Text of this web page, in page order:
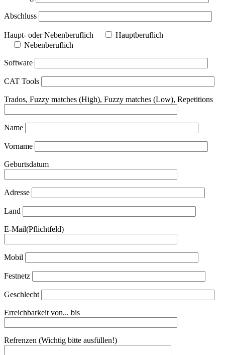
Abschluss
Haupt- oder Nebenberuflich
Hauptberuflich
Nebenberuflich
Software
CAT Tools
Trados, Fuzzy matches (High), Fuzzy matches (Low), Repetitions
Name
Vorname
Geburtsdatum
Adresse
Land
E-Mail(Pflichtfeld)
Mobil
Festnetz
Geschlecht
Erreichbarkeit von... bis
Refrenzen (Wichtig bitte ausfüllen!)